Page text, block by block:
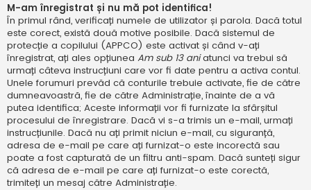
M-am înregistrat și nu mă pot identifica!
În primul rând, verificați numele de utilizator și parola. Dacă totul
este corect, există două motive posibile. Dacă sistemul de
protecție a copilului (APPCO) este activat și când v-ați
înregistrat, ați ales opțiunea Am sub 13 aniatunci va trebui să
urmați câteva instrucțiuni care vor fi date pentru a activa contul.
Unele forumuri prevăd că conturile trebuie activate, fie de către
dumneavoastră, fie de către Administrație, înainte de a vă
putea identifica; Aceste informații vor fi furnizate la sfârșitul
procesului de înregistrare. Dacă vi s-a trimis un e-mail, urmați
instrucțiunile. Dacă nu ați primit niciun e-mail, cu siguranță,
adresa de e-mail pe care ați furnizat-o este incorectă sau
poate a fost capturată de un filtru anti-spam. Dacă sunteți sigur
că adresa de e-mail pe care ați furnizat-o este corectă,
trimiteți un mesaj către Administrație.